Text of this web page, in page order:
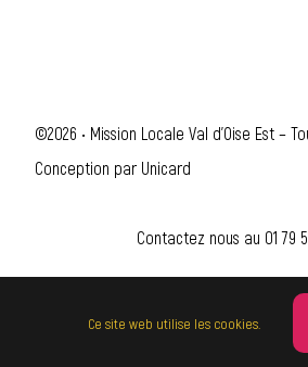
©2026 • Mission Locale Val d'Oise Est –
Conception par Unicard
Contactez nous au 01 79
Ce site web utilise les cookies.